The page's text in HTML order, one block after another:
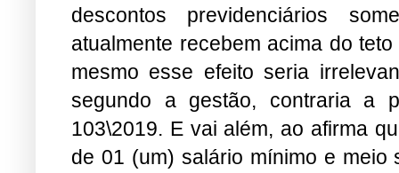
descontos previdenciários
atualmente recebem acima do
mesmo esse efeito seria
segundo a gestão, contraria a
103\2019. E vai além, ao afirma
de 01 (um) salário mínimo e meio